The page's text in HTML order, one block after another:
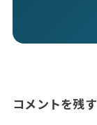
コメントを残す